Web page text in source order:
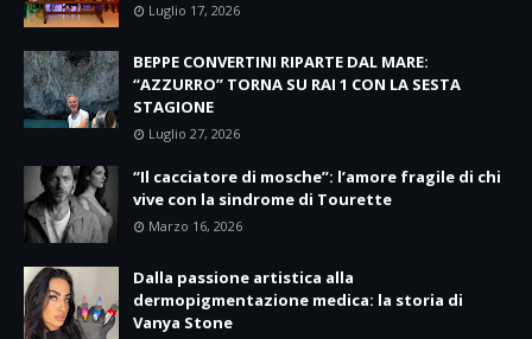
Luglio 17, 2026
BEPPE CONVERTINI RIPARTE DAL MARE:
“AZZURRO” TORNA SU RAI 1 CON LA SESTA
STAGIONE
Luglio 27, 2026
“Il cacciatore di mosche”: l’amore fragile di chi
vive con la sindrome di Tourette
Marzo 16, 2026
Dalla passione artistica alla
dermopigmentazione medica: la storia di
Vanya Stone